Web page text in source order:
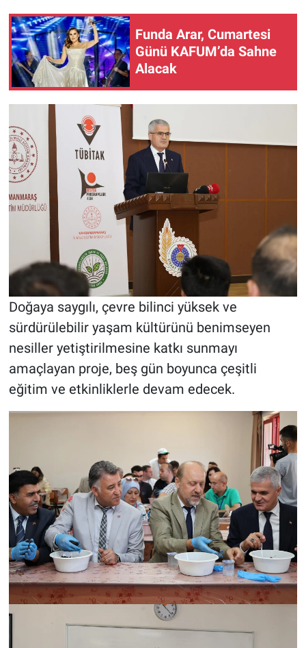
Funda Arar, Cumartesi
Günü KAFUM’da Sahne
Alacak
Doğaya saygılı, çevre bilinci yüksek ve
sürdürülebilir yaşam kültürünü benimseyen
nesiller yetiştirilmesine katkı sunmayı
amaçlayan proje, beş gün boyunca çeşitli
eğitim ve etkinliklerle devam edecek.